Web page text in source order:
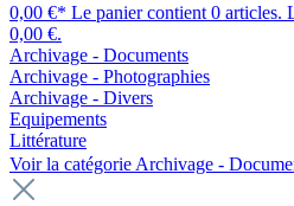
0,00 €* Le panier contient 0 articles.
0,00 €.
Archivage - Documents
Archivage - Photographies
Archivage - Divers
Equipements
Littérature
Voir la catégorie Archivage -